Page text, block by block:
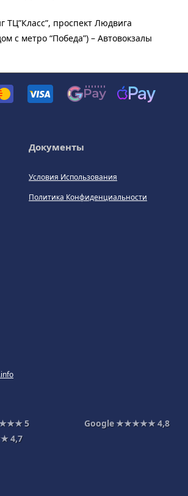
ТЦ”Класс”, проспект Людвига
с метро “Победа”) – Автовокзалы
Документы
Условия Использования
Политика Конфиденциальности
5 Google ★★★★★4,8
4,7